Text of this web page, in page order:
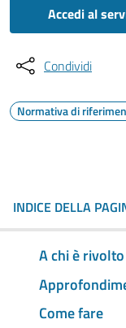
Accedi al
Condividi
Normativa di
INDICE DELLA
A chi è rivolto
Come fare